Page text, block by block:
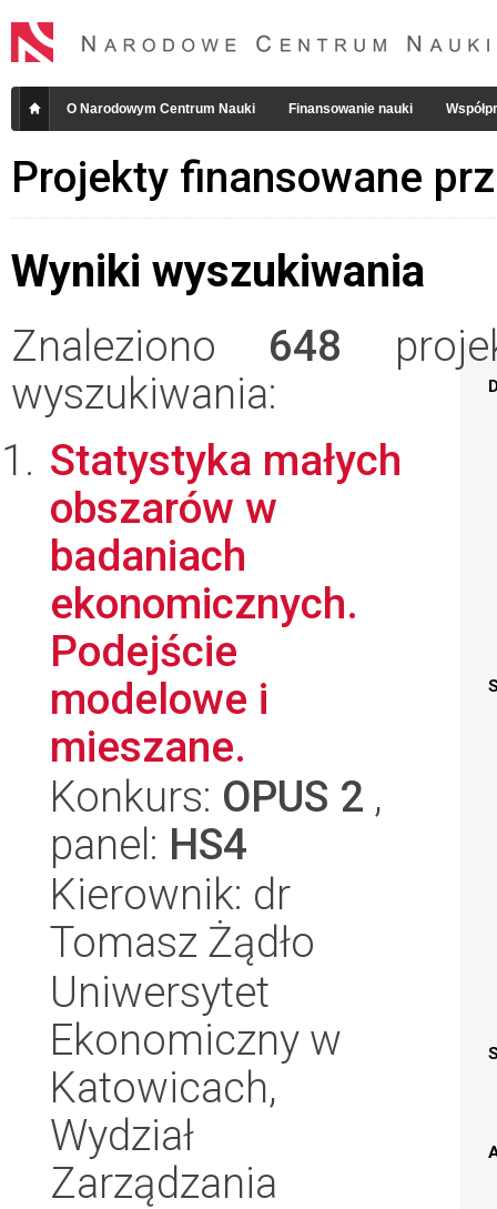
O Narodowym Centrum Nauki Finansowanie nauki
Projekty finansowane
Wyniki wyszukiwania
Znaleziono 648
wyszukiwania:
Statystyka małych
obszarów w
badaniach
ekonomicznych.
Podejście
modelowe i
mieszane.
Konkurs: OPUS 2 ,
panel: HS4
Kierownik: dr
Tomasz Żądło
Uniwersytet
Ekonomiczny w
Katowicach,
Wydział
Zarządzania